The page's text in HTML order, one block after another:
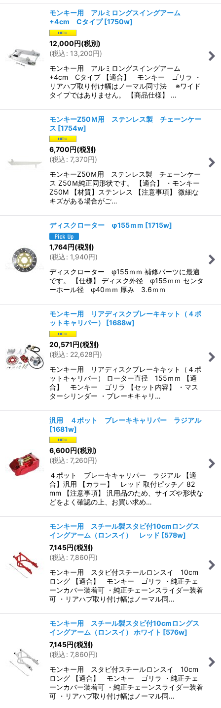
モンキー用 アルミロングスイングアーム
+4cm Cタイプ [1750w]
12,000円(税別)
(税込: 13,200円)
モンキー用 アルミロングスイングアーム
+4cm Cタイプ 【適合】 モンキー ゴリラ ・
リアハブ取り付け幅はノーマル同寸法 ※ワイド
タイプではありません。 【商品仕様】 …
モンキーZ50Ｍ用 ステンレス製 チェーンケー
ス [1754w]
6,700円(税別)
(税込: 7,370円)
モンキーZ50Ｍ用 ステンレス製 チェーンケー
ス Z50Ｍ純正同形状です。 【適合】 ・モンキー
Z50M 【材質】ステンレス 【注意事項】 微細な
キズがある場合がご…
ディスクローター φ155ｍｍ [1715w]
1,764円(税別)
(税込: 1,940円)
ディスクローター φ155ｍｍ 補修パーツに最適
です。 【仕様】 ディスク外径 φ155ｍｍ センタ
ーホール径 φ40ｍｍ 厚み 3.6ｍｍ
モンキー用 リアディスクブレーキキット（４ポ
ットキャリパー）
[1688w]
20,571円(税別)
(税込: 22,628円)
モンキー用 リアディスクブレーキキット（４ポ
ットキャリパー） ローター直径 155ｍｍ 【適
合】 モンキー ゴリラ 【セット内容】 ・マス
ターシリンダー ・ブレーキキャリ…
汎用 ４ポット ブレーキキャリパー ラジアル
[1681w]
6,600円(税別)
(税込: 7,260円)
４ポット ブレーキキャリパー ラジアル 【適
合】汎用 【カラー】 レッド 取付ピッチ／ 82
mm 【注意事項】 汎用品のため、サイズや形状な
どをよく確認の上、お買い求め…
モンキー用 スチール製スタビ付10cmロングス
イングアーム（ロンスイ） レッド [578w]
7,145円(税別)
(税込: 7,860円)
モンキー用 スタビ付スチールロンスイ 10cm
ロング 【適合】 モンキー ゴリラ ・純正チェ
ーンカバー装着可 ・純正チェーンスライダー装着
可 ・リアハブ取り付け幅はノーマル同…
モンキー用 スチール製スタビ付10cmロングス
イングアーム（ロンスイ） ホワイト [576w]
7,145円(税別)
(税込: 7,860円)
モンキー用 スタビ付スチールロンスイ 10cm
ロング 【適合】 モンキー ゴリラ ・純正チェ
ーンカバー装着可 ・純正チェーンスライダー装着
可 ・リアハブ取り付け幅はノーマル同…